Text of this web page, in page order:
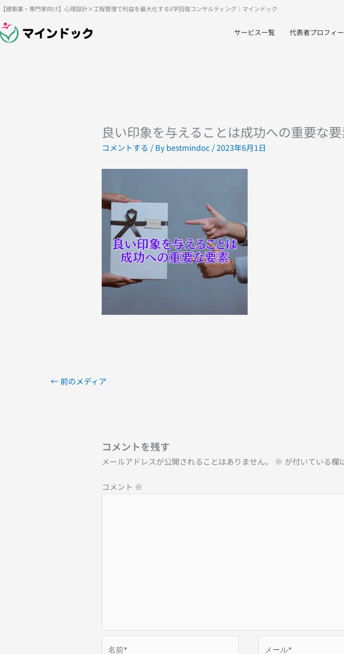
内
容
を
【建築業・専門家向け】心理設計×工程管理で利益を最大化するV字回復コンサルティング｜マインドック
サービス一覧 代表者プロフィ
良い印象を与えることは成功への重要な
コメントする / By bestmindoc /2023年6月1日
←前のメディア
コメントを残す
メールアドレスが公開されることはありません。 ※ が付いている欄
コメント ※